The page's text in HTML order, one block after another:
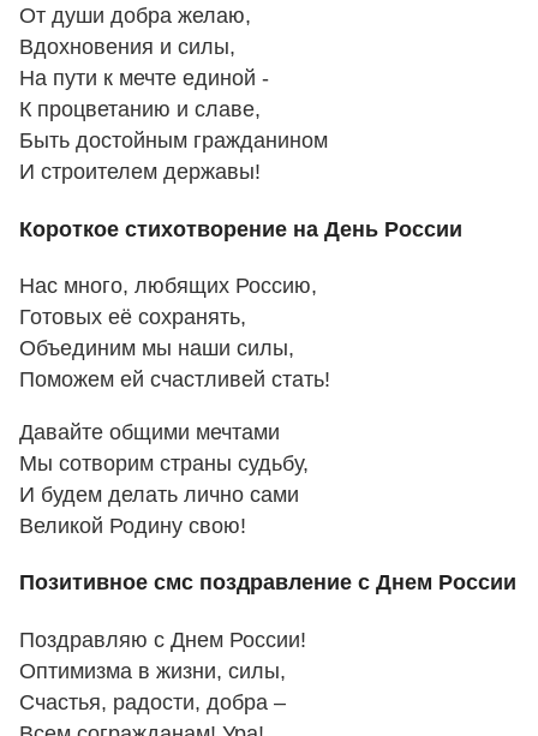
От души добра желаю,
Вдохновения и силы,
На пути к мечте единой -
К процветанию и славе,
Быть достойным гражданином
И строителем державы!
Короткое стихотворение на День России
Нас много, любящих Россию,
Готовых её сохранять,
Объединим мы наши силы,
Поможем ей счастливей стать!
Давайте общими мечтами
Мы сотворим страны судьбу,
И будем делать лично сами
Великой Родину свою!
Позитивное смс поздравление с Днем России
Поздравляю с Днем России!
Оптимизма в жизни, силы,
Счастья, радости, добра –